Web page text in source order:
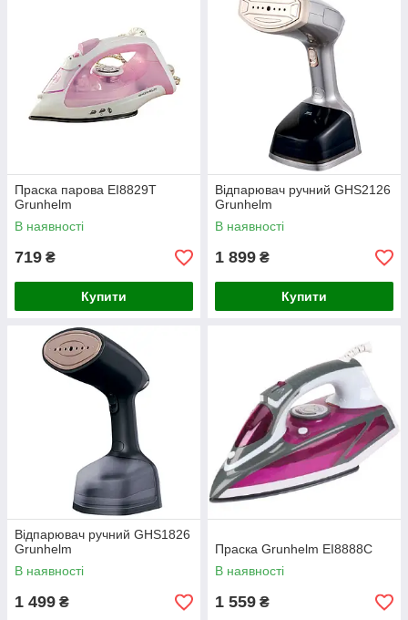
Праска парова EI8829T
Grunhelm
В наявності
719 ₴
Купити
Відпарювач ручний GHS2126
Grunhelm
В наявності
1 899 ₴
Купити
Відпарювач ручний GHS1826
Grunhelm
В наявності
1 499 ₴
Праска Grunhelm EI8888C
В наявності
1 559 ₴